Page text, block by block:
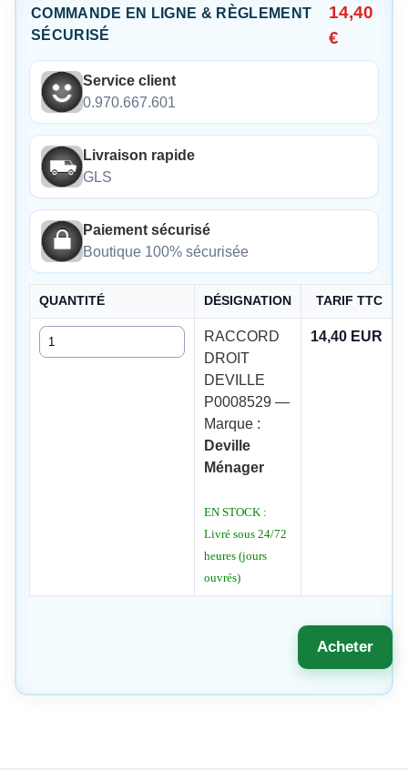
COMMANDE EN LIGNE & RÈGLEMENT
SÉCURISÉ
14,40
€
Service client
0.970.667.601
Livraison rapide
GLS
Paiement sécurisé
Boutique 100% sécurisée
QUANTITÉ DÉSIGNATION TARIF TTC
Quantité
RACCORD
DROIT
DEVILLE
P0008529 —
Marque :
Deville
Ménager
EN STOCK :
Livré sous 24/72
heures (jours
ouvrés)
14,40 EUR
Acheter